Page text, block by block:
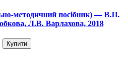
методичний посібник) — В.П.
Л.В. Варлахова, 2018
Купити